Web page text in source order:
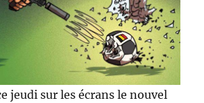
jeudi sur les écrans le nouvel